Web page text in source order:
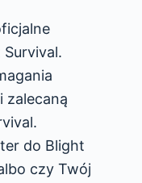
zalecaną
do Blight
czy Twój